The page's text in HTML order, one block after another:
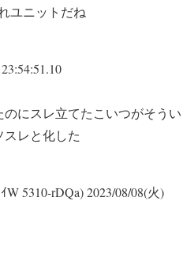
ユニットだね
にスレ立てたこいつがそうい
スレと化した
W 5310-rDQa)2023/08/08(火)